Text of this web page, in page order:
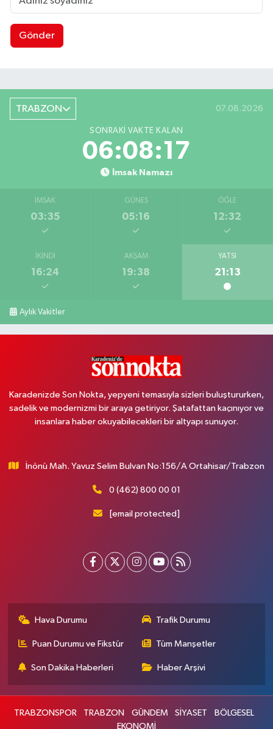
Gönder
TRABZON 07.08.2026
SONRAKI VAKTE KALAN
06:08:16
İmsak Namazı
İMSAK
03:35
GÜNEŞ
05:16
ÖĞLE
12:32
İKINDI
16:24
AKŞAM
19:38
YATSI
21:13
Aylık Vakitler
Karadenizde Son Nokta, yepyeni temasıyla sizleri buluştururken,
sadelik ve modernizmi bir araya getiriyor. Şatafattan kaçınıyor ve
insanlara haber okuyabilecekleri bir altyapı sunuyor.
İnönü Mah. Yavuz Selim Bulvarı No:156/A Ortahisar/Trabzon
0 (462) 800 00 01
[email protected]
Hava Durumu Trafik Durumu
Puan Durumu ve Fikstür Tüm Manşetler
Son Dakika Haberleri Haber Arşivi
TRABZONSPOR TRABZON GÜNDEM SİYASET
BÖLGESEL
EKONOMİ